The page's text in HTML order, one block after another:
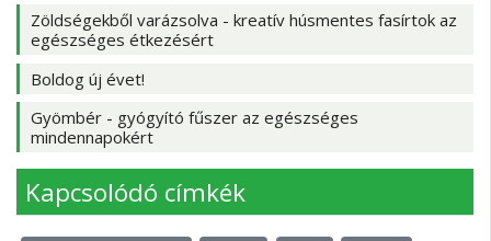
Zöldségekből varázsolva - kreatív húsmentes fasírtok az
egészséges étkezésért
Boldog új évet!
Gyömbér - gyógyító fűszer az egészséges
mindennapokért
Kapcsolódó címkék